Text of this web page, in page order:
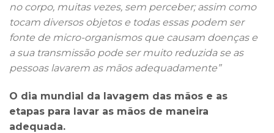
no corpo, muitas vezes, sem perceber; assim como
tocam diversos objetos e todas essas podem ser
fonte de micro-organismos que causam doenças e
a sua transmissão pode ser muito reduzida se as
pessoas lavarem as mãos adequadamente”
O dia mundial da lavagem das mãos e as
etapas para lavar as mãos de maneira
adequada.